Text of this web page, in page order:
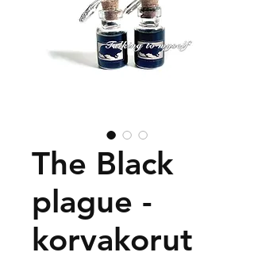
The Black
plague -
korvakorut